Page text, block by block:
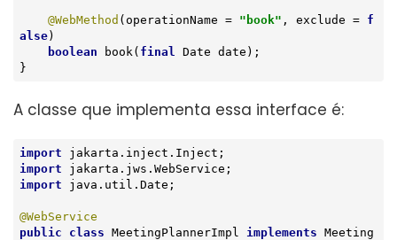
@WebMethod (operationName = "book" , exclude = f
alse)
boolean
book ( final Date date) ;
}
A classe que implementa essa interface é:
import
import
import java.util.Date;
@WebService
public
class MeetingPlannerImpl implements Meeting